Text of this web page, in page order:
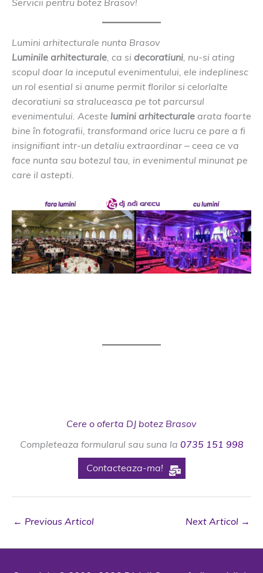
Servicii pentru botez Brasov!
Lumini arhitecturale nunta Brasov
Luminile arhitecturale, ca si decoratiuni, nu-si ating
scopul doar la inceputul evenimentului, ele indeplinesc
un rol esential si anume permit florilor si celorlalte
decoratiuni sa straluceasca pe tot parcursul
evenimentului. Aceste lumini arhitecturale arata foarte
bine în fotografii, transformand orice lucru ce pare a fi
insignifiant intr-un detaliu extraordinar – ceea ce va
face nunta sau botezul tau, in evenimentul minunat pe
care il astepti.
Cere o oferta DJ botez Brasov
Completeaza formularul sau suna la 0735 151 998
Contacteaza-ma!
← Previous Articol Next Articol →